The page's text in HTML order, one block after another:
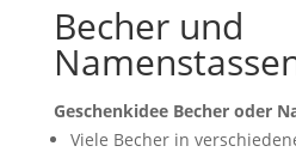
Becher und
Geschenkidee Becher oder
Viele Becher in